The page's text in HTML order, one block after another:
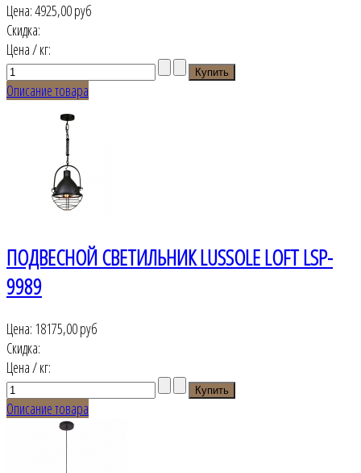
Цена:4925,00 руб
Скидка:
Цена / кг:
Описание товара
ПОДВЕСНОЙ СВЕТИЛЬНИК LUSSOLE LOFT LSP-
9989
Цена: 18175,00 руб
Скидка:
Цена / кг:
Описание товара